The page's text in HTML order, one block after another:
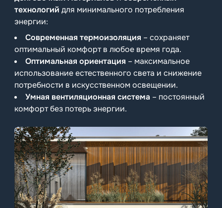
технологий для минимального потребления
энергии:
Современная термоизоляция – сохраняет
оптимальный комфорт в любое время года.
Оптимальная ориентация – максимальное
использование естественного света и снижение
потребности в искусственном освещении.
Умная вентиляционная система – постоянный
комфорт без потерь энергии.